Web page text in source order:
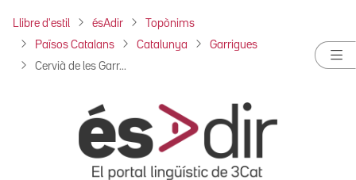
Llibre d'estil ésAdir Topònims
Països Catalans Catalunya Garrigues
Cervià de les Garr...